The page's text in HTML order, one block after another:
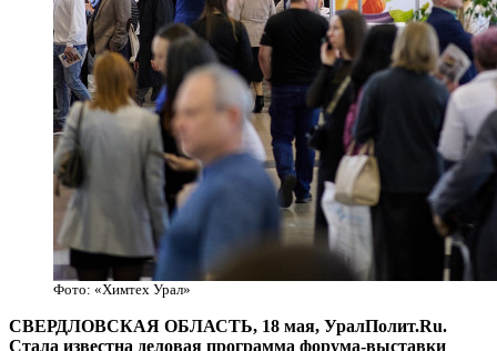
Фото: «Химтех Урал»
СВЕРДЛОВСКАЯ ОБЛАСТЬ, 18 мая, УралПолит.Ru.
Стала известна деловая программа форума-выставки